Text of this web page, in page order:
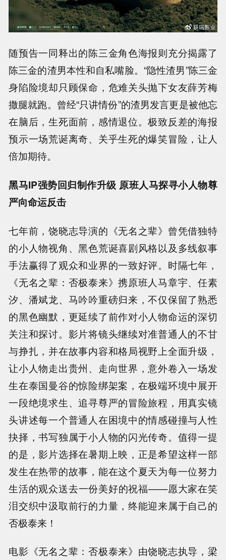
随预告一同释出的陈三金角色海报则充分揭露了
陈三金的渣男本性和自私嘴脸。“隐性渣男”陈三金
身陷险境却只顾保命，危难关头抛下女友薛芳梅
撒腿就跑。曾经“只讲情份”的渣男发言更是被他忘
在脑后，生死面前，感情退位。极致反差的海报
预示一场荒诞离奇、关乎生死的爆笑冒险，让人
倍加期待。
黑马IP强势回归制作升级 原班人马探寻小人物尊
严向命运反击
七年前，饶晓志导演的《无名之辈》曾凭借独特
的小人物视角、黑色荒诞喜剧风格以及多线叙事
手法赢得了观众和业界的一致好评。时隔七年，
《无名之辈：否极泰来》携原班人马章宇、任素
汐、潘斌龙、马吟吟重磅归来，不仅保留了熟悉
的黑色幽默，更延续了前作对小人物命运的深切
关注和探讨。影片将镜头继续对准普通人的不甘
与挣扎，并在故事内容和格局视野上全面升级，
让小人物走出贵州、走向世界，意外卷入一场发
生在泰国曼谷的惊险绑架案，在极端环境中展开
一段绝境求生、追寻尊严的冒险旅程，用真实镜
头讲述每一个普通人在困境中的情感碰撞与人性
抉择，书写独属于小人物的闪光传奇。值得一提
的是，影片选择在暑期上映，正是希望这样一部
发生在热带的故事，能在这个夏天为每一位努力
生活的观众送去一份美好的祝福——愿大家在笑
泪交织中汲取前行的力量，终能迎来属于自己的
否极泰来！
电影《无名之辈：否极泰来》由饶晓志执导，梁